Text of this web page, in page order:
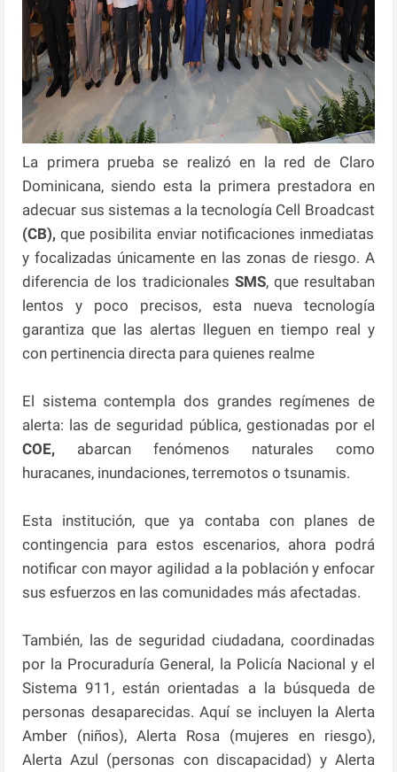
La primera prueba se realizó en la red de Claro
Dominicana, siendo esta la primera prestadora en
adecuar sus sistemas a la tecnología Cell Broadcast
(CB), que posibilita enviar notificaciones inmediatas
y focalizadas únicamente en las zonas de riesgo. A
diferencia de los tradicionales SMS, que resultaban
lentos y poco precisos, esta nueva tecnología
garantiza que las alertas lleguen en tiempo real y
con pertinencia directa para quienes realme
El sistema contempla dos grandes regímenes de
alerta: las de seguridad pública, gestionadas por el
COE, abarcan fenómenos naturales como
huracanes, inundaciones, terremotos o tsunamis.
Esta institución, que ya contaba con planes de
contingencia para estos escenarios, ahora podrá
notificar con mayor agilidad a la población y enfocar
sus esfuerzos en las comunidades más afectadas.
También, las de seguridad ciudadana, coordinadas
por la Procuraduría General, la Policía Nacional y el
Sistema 911, están orientadas a la búsqueda de
personas desaparecidas. Aquí se incluyen la Alerta
Amber (niños), Alerta Rosa (mujeres en riesgo),
Alerta Azul (personas con discapacidad) y Alerta